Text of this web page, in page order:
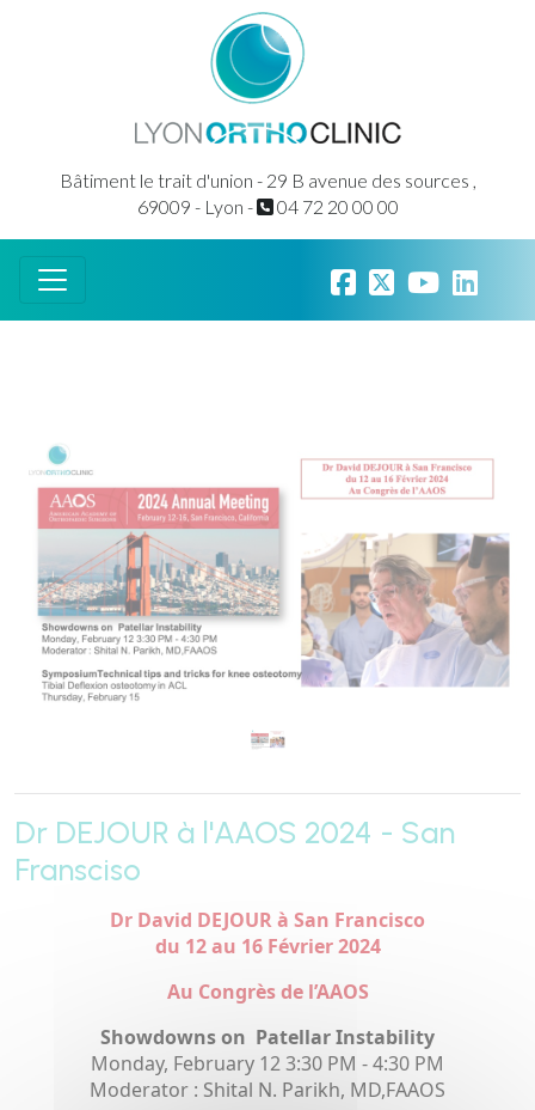
Bâtiment le trait d'union - 29 B avenue des sources ,
69009 - Lyon -
04 72 20 00 00
Dr DEJOUR à l'AAOS 2024 - San
Fransciso
Dr David DEJOUR à San Francisco
du 12 au 16 Février 2024
Au Congrès de l’AAOS
Showdowns on Patellar Instability
Monday, February 12 3:30 PM - 4:30 PM
Moderator : Shital N. Parikh, MD,FAAOS